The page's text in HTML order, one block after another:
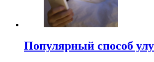
Популярный способ